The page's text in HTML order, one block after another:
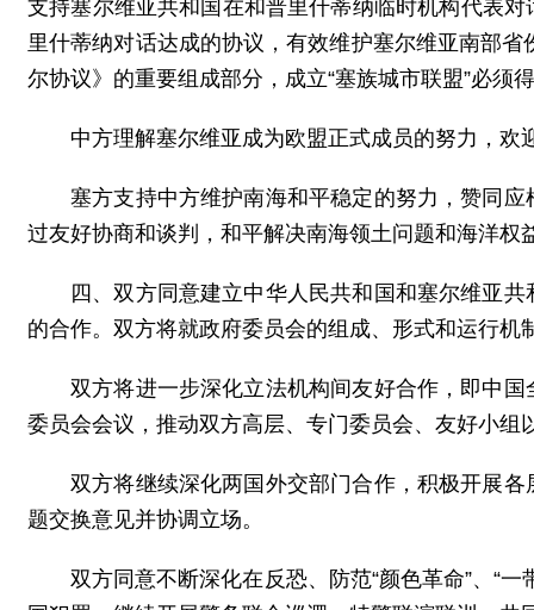
支持塞尔维亚共和国在和普里什蒂纳临时机构代表
里什蒂纳对话达成的协议，有效维护塞尔维亚南部
尔协议》的重要组成部分，成立“塞族城市联盟”必须
中方理解塞尔维亚成为欧盟正式成员的努力，
塞方支持中方维护南海和平稳定的努力，赞同
过友好协商和谈判，和平解决南海领土问题和海洋权
四、双方同意建立中华人民共和国和塞尔维亚
的合作。双方将就政府委员会的组成、形式和运行机
双方将进一步深化立法机构间友好合作，即中
委员会会议，推动双方高层、专门委员会、友好小组
双方将继续深化两国外交部门合作，积极开展
题交换意见并协调立场。
双方同意不断深化在反恐、防范“颜色革命”、“